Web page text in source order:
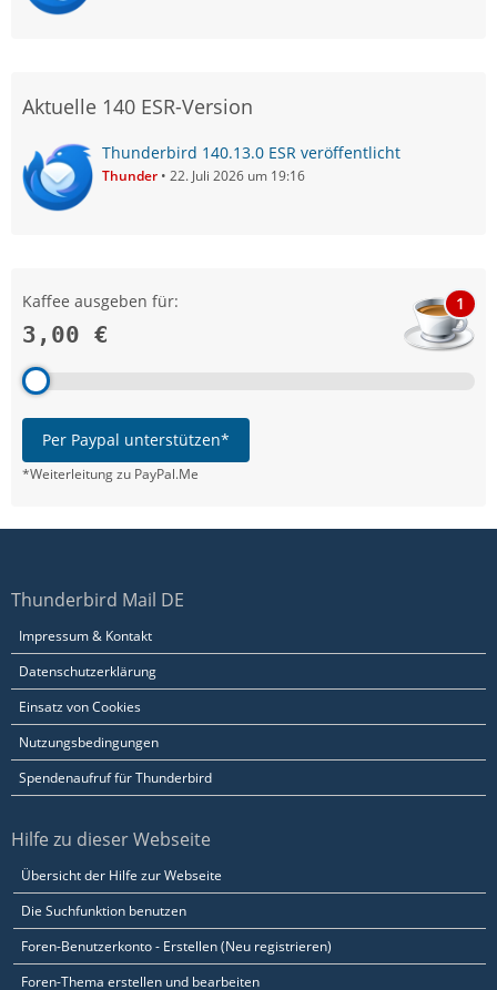
Aktuelle 140 ESR-Version
Thunderbird 140.13.0 ESR veröffentlicht
Thunder 22. Juli 2026 um 19:16
Kaffee ausgeben für:
3,00 €
1
Per Paypal unterstützen*
*Weiterleitung zu PayPal.Me
Thunderbird Mail DE
Impressum & Kontakt
Datenschutzerklärung
Einsatz von Cookies
Nutzungsbedingungen
Spendenaufruf für Thunderbird
Hilfe zu dieser Webseite
Übersicht der Hilfe zur Webseite
Die Suchfunktion benutzen
Foren-Benutzerkonto - Erstellen (Neu registrieren)
Foren-Thema erstellen und bearbeiten